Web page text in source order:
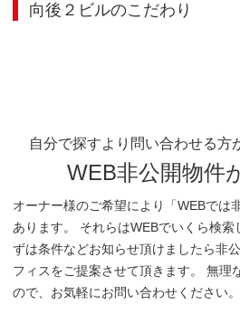
向後２ビルのこだわり
自分で探すより問い合わせる方
WEB非公開物件
オーナー様のご希望により「WEBでは
あります。 それらはWEBでいくら検
ずは条件などお知らせ頂けましたら非
フィスをご提案させて頂きます。 無理
ので、お気軽にお問い合わせください。